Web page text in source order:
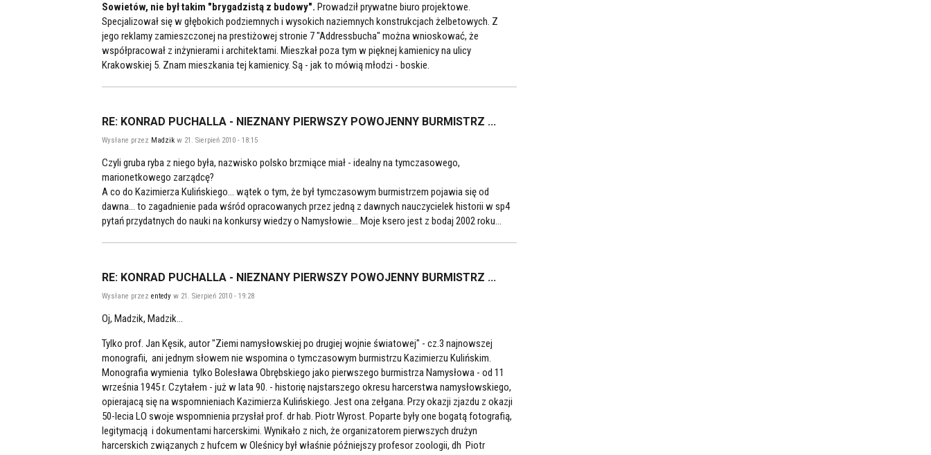
Sowietów, nie był takim "brygadzistą z budowy". Prowadził prywatne biuro projektowe.
Specjalizował się w głębokich podziemnych i wysokich naziemnych konstrukcjach żelbetowych. Z
jego reklamy zamieszczonej na prestiżowej stronie 7 "Addressbucha" można wnioskować, że
współpracował z inżynierami i architektami. Mieszkał poza tym w pięknej kamienicy na ulicy
Krakowskiej 5. Znam mieszkania tej kamienicy. Są - jak to mówią młodzi - boskie.
RE: KONRAD PUCHALLA - NIEZNANY PIERWSZY POWOJENNY BURMISTRZ ...
Wysłane przez Madzik w 21. Sierpień 2010 - 18:15
Czyli gruba ryba z niego była, nazwisko polsko brzmiące miał - idealny na tymczasowego,
marionetkowego zarządcę?
A co do Kazimierza Kulińskiego... wątek o tym, że był tymczasowym burmistrzem pojawia się od
dawna... to zagadnienie pada wśród opracowanych przez jedną z dawnych nauczycielek historii w sp4
pytań przydatnych do nauki na konkursy wiedzy o Namysłowie... Moje ksero jest z bodaj 2002 roku...
RE: KONRAD PUCHALLA - NIEZNANY PIERWSZY POWOJENNY BURMISTRZ ...
Wysłane przez entedy w 21. Sierpień 2010 - 19:28
Oj, Madzik, Madzik...
Tylko prof. Jan Kęsik, autor "Ziemi namysłowskiej po drugiej wojnie światowej" - cz.3 najnowszej
monografii, ani jednym słowem nie wspomina o tymczasowym burmistrzu Kazimierzu Kulińskim.
Monografia wymienia tylko Bolesława Obrębskiego jako pierwszego burmistrza Namysłowa - od 11
września 1945 r. Czytałem - już w lata 90. - historię najstarszego okresu harcerstwa namysłowskiego,
opierajacą się na wspomnieniach Kazimierza Kulińskiego. Jest ona zełgana. Przy okazji zjazdu z okazji
50-lecia LO swoje wspomnienia przysłał prof. dr hab. Piotr Wyrost. Poparte były one bogatą fotografią,
legitymacją i dokumentami harcerskimi. Wynikało z nich, że organizatorem pierwszych drużyn
harcerskich związanych z hufcem w Oleśnicy był właśnie późniejszy profesor zoologii, dh Piotr